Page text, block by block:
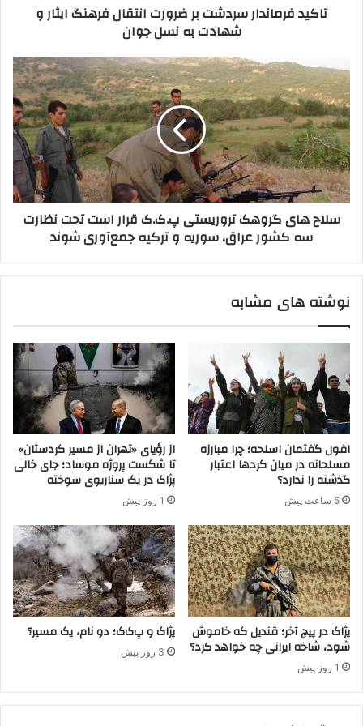
ی
د
س
ر
د
ش
ت
ب
ر
ض
ت
ن
ا
ف
ر
ه
ن
گ
ا
ث
ا
ر
و
ش
ه
ا
د
ت
ب
ن
س
تاکید فرماندار سردشت بر ضرورت انتقال فرهنگ ایثار و
شهادت به نسل جوان
ل
ا
ح
ه
ا
ی
گ
ر
و
ت
ی
پ
.
.
ک
ر
ا
ر
ا
س
ت
ت
ح
ت
ن
ا
سلاح های گروهک تروریستی پ.ک.ک قرار است تحت نظارت
سه کشور عراق، سوریه و ترکیه جمع‌آوری شوند
نوشته های مشابه
افول گفتمان اسلحه؛ چرا مبارزه
مسلحانه در میان کردها اعتبار
گذشته را ندارد؟
5 ساعت پیش
از رؤیای «تهران از مسیر کردستان»
تا شکست پروژه موساد؛ جای خالی
پژاک در یک سناریوی سوخته
1 روز پیش
پژاک در پیچ آخر؛ قندیل که خاموش
شود، شاخه ایرانی چه خواهد کرد؟
1 روز پیش
پژاک و پ‌ک‌ک؛ دو نام، یک مسیر؟
3 روز پیش